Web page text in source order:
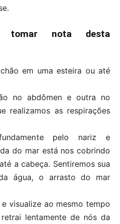
tomar nota desta
em uma esteira ou até
no abdômen e outra no
realizamos as respirações
pelo nariz e
do mar está nos cobrindo
a cabeça. Sentiremos sua
água, o arrasto do mar
visualize ao mesmo tempo
lentamente de nós da